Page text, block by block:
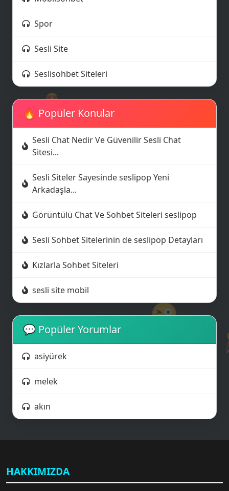
😜
😍
😎
Spor
Sesli Site
Seslisohbet Siteleri
🔥 Popüler Konular
Sesli Chat Nedir Ve Güvenilir Sesli Chat
Sitesi...
Sesli Siteler Sayesinde seslipop Yeni
Arkadaşla...
Görüntülü Chat Ve Sohbet Siteleri seslipop
Sesli Sohbet Sitelerinin de seslipop Detayları
Kızlarla Sohbet Siteleri
sesli site mobil
💬 Popüler Yorumlar
asiyürek
melek
akın
HAKKIMIZDA